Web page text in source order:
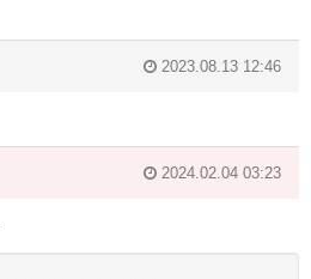
2023.08.13 12:46
2024.02.04 03:23